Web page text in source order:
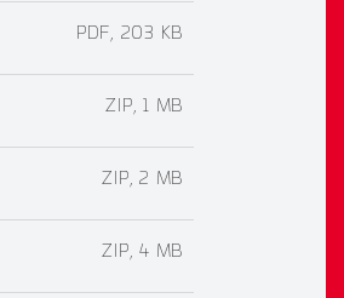
PDF, 203 KB
ZIP, 1 MB
ZIP, 2 MB
ZIP, 4 MB